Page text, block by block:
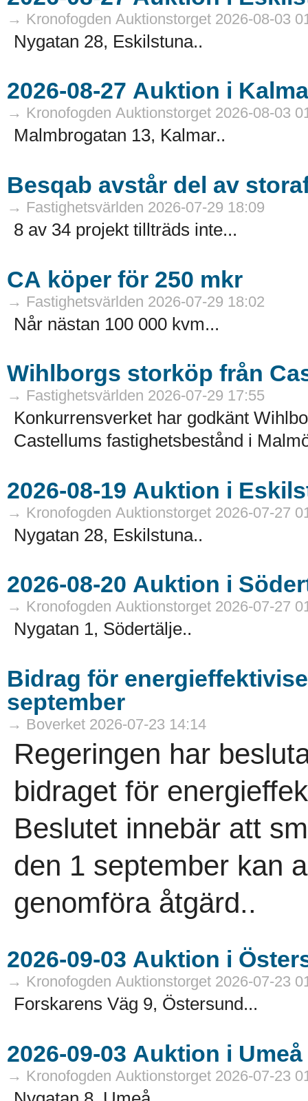
→ Kronofogden Auktionstorget 2026-08-03
Nygatan 28, Eskilstuna..
→ Kronofogden Auktionstorget 2026-08-03
Malmbrogatan 13, Kalmar..
Besqab avstår del av
→ Fastighetsvärlden 2026-07-29 18:09
8 av 34 projekt tillträds inte...
CA köper för 250 mkr
→ Fastighetsvärlden 2026-07-29 18:02
Når nästan 100 000 kvm...
Wihlborgs storköp från
→ Fastighetsvärlden 2026-07-29 17:55
Konkurrensverket har godkänt
Castellums fastighetsbestånd i
→ Kronofogden Auktionstorget 2026-07-27
Nygatan 28, Eskilstuna..
→ Kronofogden Auktionstorget 2026-07-27
Nygatan 1, Södertälje..
Bidrag för
september
→ Boverket 2026-07-23 14:14
Regeringen har
bidraget för
Beslutet innebär att
den 1 september kan
genomföra åtgärd..
→ Kronofogden Auktionstorget 2026-07-23
Forskarens Väg 9, Östersund...
→ Kronofogden Auktionstorget 2026-07-23